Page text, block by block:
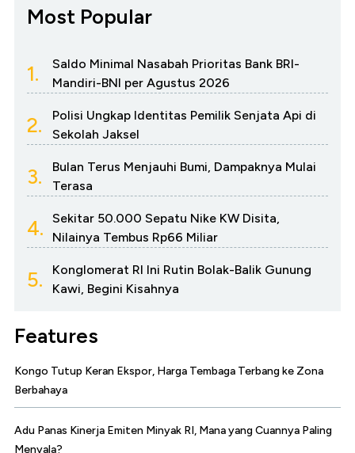
Most Popular
1.
Saldo Minimal Nasabah Prioritas Bank BRI-
Mandiri-BNI per Agustus 2026
2.
Polisi Ungkap Identitas Pemilik Senjata Api di
Sekolah Jaksel
3.
Bulan Terus Menjauhi Bumi, Dampaknya Mulai
Terasa
4.
Sekitar 50.000 Sepatu Nike KW Disita,
Nilainya Tembus Rp66 Miliar
5.
Konglomerat RI Ini Rutin Bolak-Balik Gunung
Kawi, Begini Kisahnya
Features
Kongo Tutup Keran Ekspor, Harga Tembaga Terbang ke Zona
Berbahaya
Adu Panas Kinerja Emiten Minyak RI, Mana yang Cuannya Paling
Menyala?